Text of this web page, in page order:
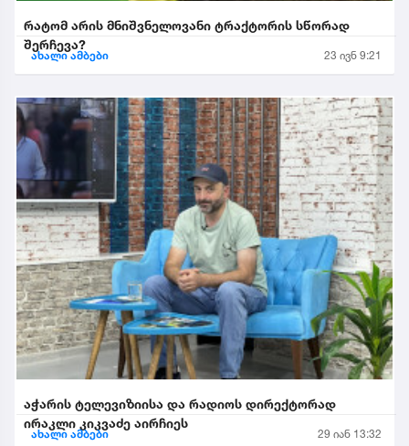
რატომ არის მნიშვნელოვანი ტრაქტორის სწორად
შერჩევა?
ახალი ამბები 23 ივნ 9:21
აჭარის ტელევიზიისა და რადიოს დირექტორად
ირაკლი კიკვაძე აირჩიეს
ახალი ამბები 29 იან 13:32